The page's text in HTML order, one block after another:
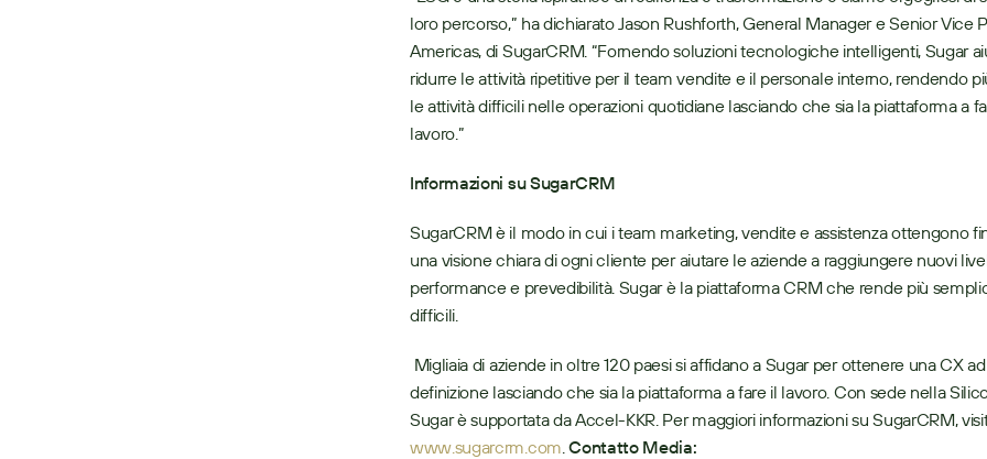
loro percorso,” ha dichiarato Jason Rushforth, General Manager e Senior Vice
Americas, di SugarCRM. “Fornendo soluzioni tecnologiche intelligenti, Sugar
ridurre le attività ripetitive per il team vendite e il personale interno, rendendo
le attività difficili nelle operazioni quotidiane lasciando che sia la piattaforma a
lavoro.”
Informazioni su SugarCRM
SugarCRM è il modo in cui i team marketing, vendite e assistenza ottengono
una visione chiara di ogni cliente per aiutare le aziende a raggiungere nuovi
performance e prevedibilità. Sugar è la piattaforma CRM che rende più
difficili.
definizione lasciando che sia la piattaforma a fare il lavoro. Con sede nella
www.sugarcrm.com. Contatto Media: